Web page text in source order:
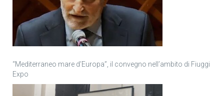
“Mediterraneo mare d’Europa”, il convegno nell’ambito di Fiuggi
Expo